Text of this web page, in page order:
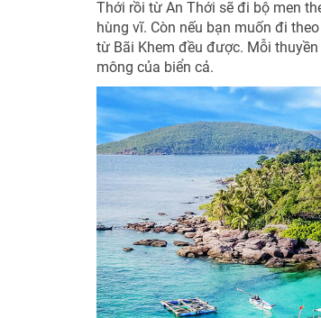
Thới rồi từ An Thới sẽ đi bộ men
hùng vĩ. Còn nếu bạn muốn đi
từ Bãi Khem đều được. Mỗi
mông của biển cả.